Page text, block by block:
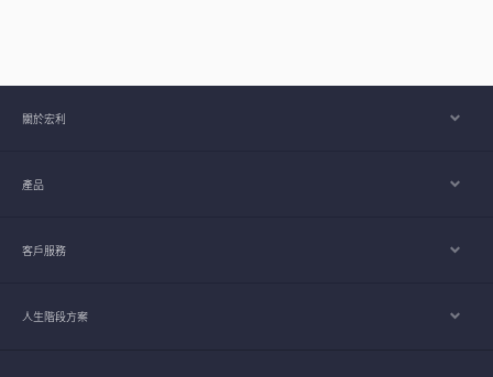
關於宏利
產品
客戶服務
人生階段方案